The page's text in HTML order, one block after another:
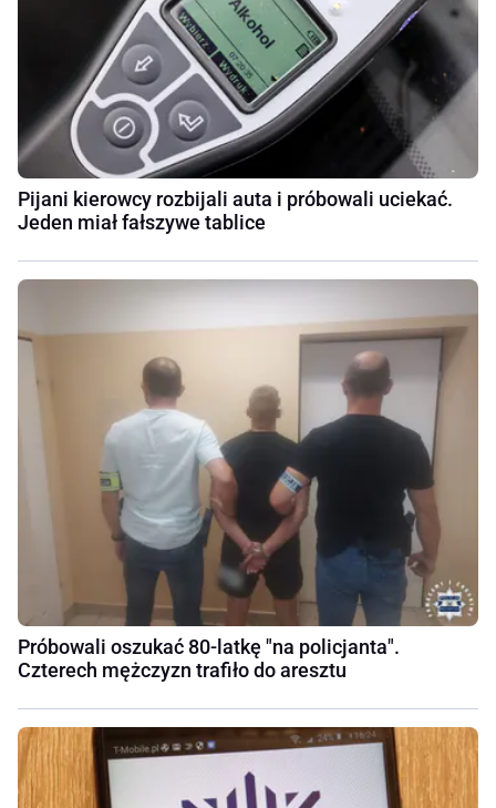
Pijani kierowcy rozbijali auta i próbowali uciekać.
Jeden miał fałszywe tablice
Próbowali oszukać 80-latkę "na policjanta".
Czterech mężczyzn trafiło do aresztu